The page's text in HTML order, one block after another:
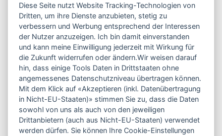
Friederike Schulz
Industriestraße 1
33790 Halle / Westfalen
0177 / 46 99 995
info@dogunihalle.de
Kontaktformular
Diese Seite nutzt Website Tracking-Technologien von
Dritten, um ihre Dienste anzubieten, stetig zu
verbessern und Werbung entsprechend der Interessen
der Nutzer anzuzeigen. Ich bin damit einverstanden
und kann meine Einwilligung jederzeit mit Wirkung für
die Zukunft widerrufen oder ändern.Wir weisen darauf
hin, dass einige Tools Daten in Drittstaaten ohne
angemessenes Datenschutzniveau übertragen können.
Mit dem Klick auf «Akzeptieren (inkl. Datenübertragung
in Nicht-EU-Staaten)» stimmen Sie zu, dass die Daten
sowohl von uns als auch von den jeweiligen
Drittanbietern (auch aus Nicht-EU-Staaten) verwendet
werden dürfen. Sie können Ihre Cookie-Einstellungen